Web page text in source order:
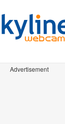
Advertisement